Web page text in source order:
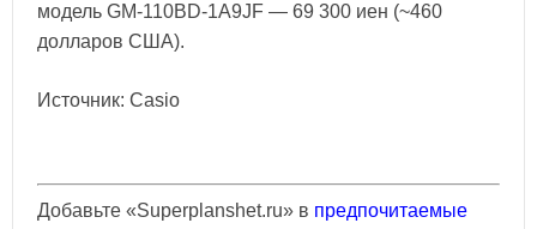
модель GM-110BD-1A9JF — 69 300 иен (~460
долларов США).
Источник: Casio
Добавьте «Superplanshet.ru» в предпочитаемые